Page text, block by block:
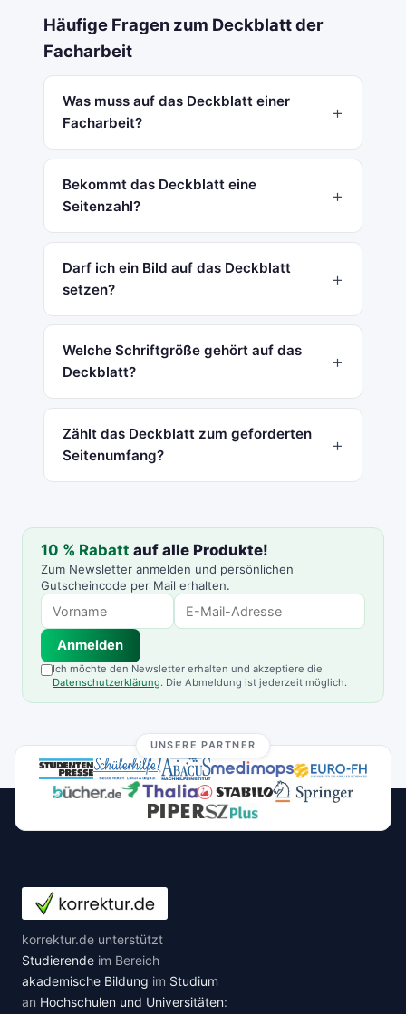
Häufige Fragen zum Deckblatt der
Facharbeit
Was muss auf das Deckblatt einer
Facharbeit?
Bekommt das Deckblatt eine
Seitenzahl?
Darf ich ein Bild auf das Deckblatt
setzen?
Welche Schriftgröße gehört auf das
Deckblatt?
Zählt das Deckblatt zum geforderten
Seitenumfang?
10 % Rabatt auf alle Produkte!
Zum Newsletter anmelden und persönlichen
Gutscheincode per Mail erhalten.
Anmelden
Ich möchte den Newsletter erhalten und akzeptiere die
Datenschutzerklärung. Die Abmeldung ist jederzeit möglich.
UNSERE PARTNER
korrektur.de unterstützt
Studierende im Bereich
akademische Bildung im Studium
an Hochschulen und Universitäten: